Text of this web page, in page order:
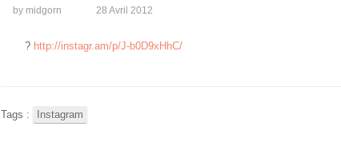
by midgorn 28 Avril 2012
? http://instagr.am/p/J-b0D9xHhC/
Tags : Instagram